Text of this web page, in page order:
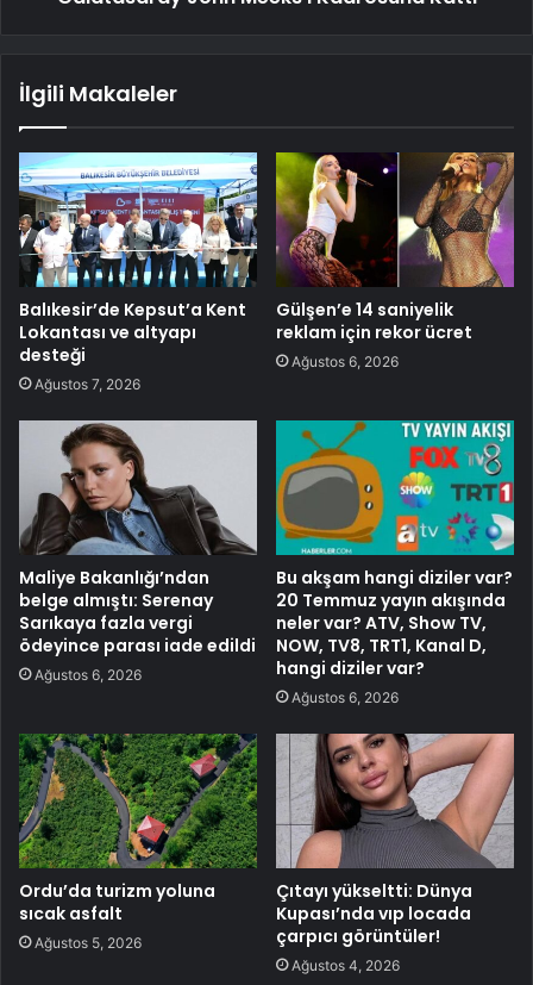
İlgili Makaleler
Balıkesir’de Kepsut’a Kent
Lokantası ve altyapı
desteği
Ağustos 7, 2026
Gülşen’e 14 saniyelik
reklam için rekor ücret
Ağustos 6, 2026
Maliye Bakanlığı’ndan
belge almıştı: Serenay
Sarıkaya fazla vergi
ödeyince parası iade edildi
Ağustos 6, 2026
Bu akşam hangi diziler var?
20 Temmuz yayın akışında
neler var? ATV, Show TV,
NOW, TV8, TRT1, Kanal D,
hangi diziler var?
Ağustos 6, 2026
Ordu’da turizm yoluna
sıcak asfalt
Ağustos 5, 2026
Çıtayı yükseltti: Dünya
Kupası’nda vıp locada
çarpıcı görüntüler!
Ağustos 4, 2026